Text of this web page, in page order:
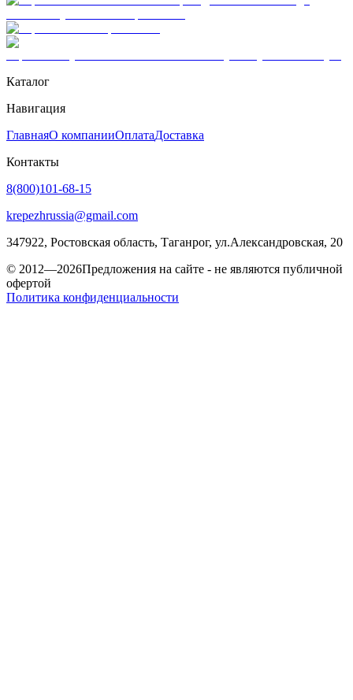
Каталог
Навигация
ГлавнаяО компанииОплатаДоставка
Контакты
8(800)101-68-15
krepezhrussia@gmail.com
347922, Ростовская область, Таганрог, ул.Александровская, 20
© 2012—2026Предложения на сайте - не являются публичной
офертой
Политика конфиденциальности